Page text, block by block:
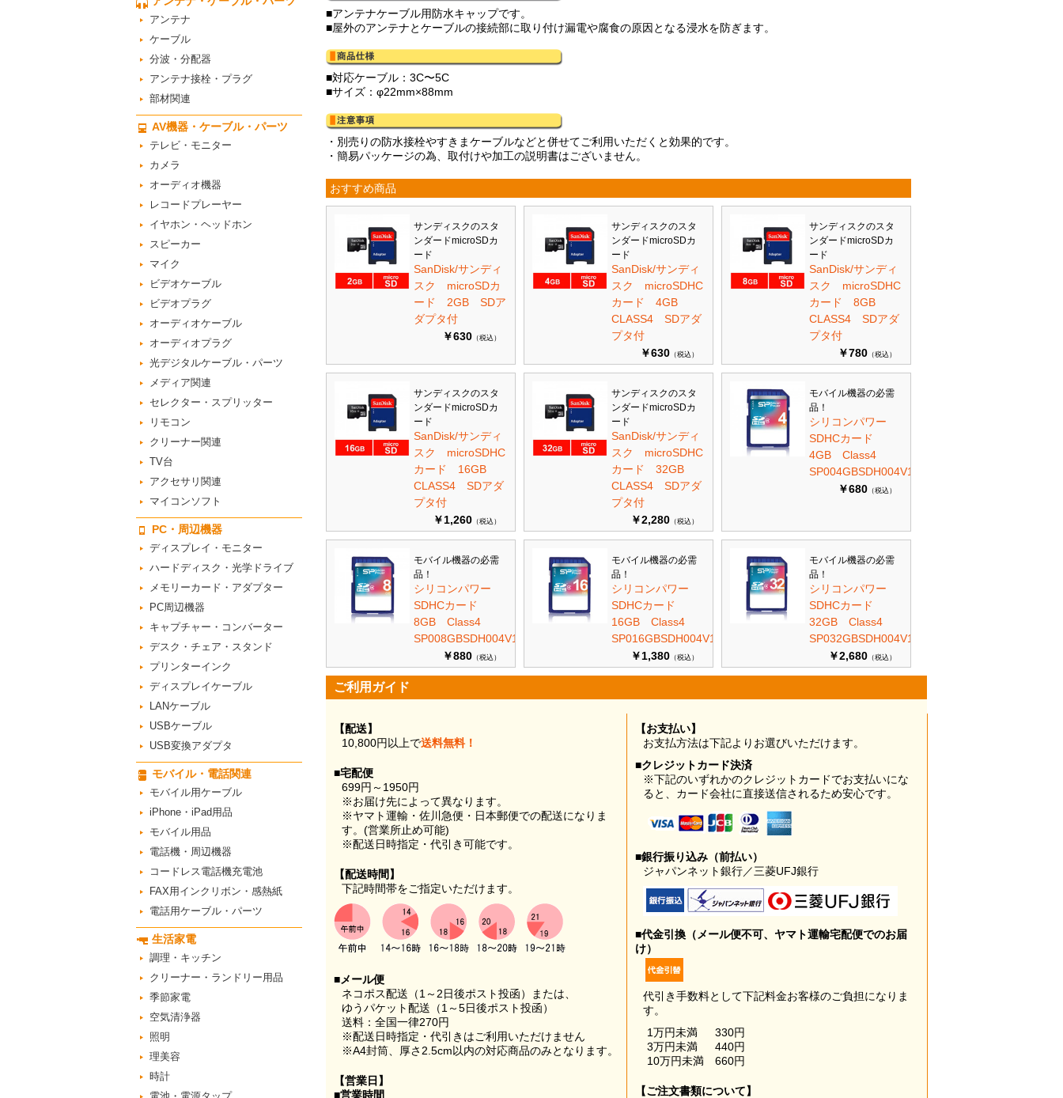
アンテナ
ケーブル
分波・分配器
アンテナ接栓・プラグ
部材関連
AV機器・ケーブル・パーツ
テレビ・モニター
カメラ
オーディオ機器
レコードプレーヤー
イヤホン・ヘッドホン
スピーカー
マイク
ビデオケーブル
ビデオプラグ
オーディオケーブル
オーディオプラグ
光デジタルケーブル・パーツ
メディア関連
セレクター・スプリッター
リモコン
クリーナー関連
TV台
アクセサリ関連
マイコンソフト
PC・周辺機器
ディスプレイ・モニター
ハードディスク・光学ドライブ
メモリーカード・アダプター
PC周辺機器
キャプチャー・コンバーター
デスク・チェア・スタンド
プリンターインク
ディスプレイケーブル
LANケーブル
USBケーブル
USB変換アダプタ
モバイル・電話関連
モバイル用ケーブル
iPhone・iPad用品
モバイル用品
電話機・周辺機器
コードレス電話機充電池
FAX用インクリボン・感熱紙
電話用ケーブル・パーツ
生活家電
調理・キッチン
クリーナー・ランドリー用品
季節家電
空気清浄器
照明
理美容
時計
■アンテナケーブル用防水キャップです。
■屋外のアンテナとケーブルの接続部に取り付け漏電や腐食の原因となる浸水を防ぎます。
■対応ケーブル：3C〜5C
■サイズ：φ22mm×88mm
・別売りの防水接栓やすきまケーブルなどと併せてご利用いただくと効果的です。
・簡易パッケージの為、取付けや加工の説明書はございません。
おすすめ商品
サンディスクのスタ
ンダードmicroSDカ
ード
SanDisk/サンディ
スク microSDカ
ード 2GB SDア
ダプタ付
￥630 （税込）
サンディスクのスタ
ンダードmicroSDカ
ード
SanDisk/サンディ
スク microSDHC
カード 4GB
CLASS4 SDアダ
プタ付
￥630 （税込）
サンディスクのスタ
ンダードmicroSDカ
ード
SanDisk/サンディ
スク microSDHC
カード 8GB
CLASS4 SDアダ
プタ付
￥780 （税込）
サンディスクのスタ
ンダードmicroSDカ
ード
SanDisk/サンディ
スク microSDHC
カード 16GB
CLASS4 SDアダ
プタ付
￥1,260 （税込）
サンディスクのスタ
ンダードmicroSDカ
ード
SanDisk/サンディ
スク microSDHC
カード 32GB
CLASS4 SDアダ
プタ付
￥2,280 （税込）
モバイル機器の必需
品！
シリコンパワー
SDHCカード
4GB Class4
SP004GBSDH004V10
￥680 （税込）
モバイル機器の必需
品！
シリコンパワー
SDHCカード
8GB Class4
SP008GBSDH004V10
￥880 （税込）
モバイル機器の必需
品！
シリコンパワー
SDHCカード
16GB Class4
SP016GBSDH004V10
￥1,380 （税込）
モバイル機器の必需
品！
シリコンパワー
SDHCカード
32GB Class4
SP032GBSDH004V10
￥2,680 （税込）
ご利用ガイド
【配送】
10,800円以上で送料無料！
■宅配便
699円～1950円
※お届け先によって異なります。
※ヤマト運輸・佐川急便・日本郵便での配送になりま
す。(営業所止め可能)
※配送日時指定・代引き可能です。
【配送時間】
下記時間帯をご指定いただけます。
■メール便
ネコポス配送（1～2日後ポスト投函）または、
ゆうパケット配送（1～5日後ポスト投函）
送料：全国一律270円
※配送日時指定・代引きはご利用いただけません
※A4封筒、厚さ2.5cm以内の対応商品のみとなります。
【営業日】
■営業時間
【お支払い】
お支払方法は下記よりお選びいただけます。
■クレジットカード決済
※下記のいずれかのクレジットカードでお支払いにな
ると、カード会社に直接送信されるため安心です。
■銀行振り込み（前払い）
ジャパンネット銀行／三菱UFJ銀行
■代金引換（メール便不可、ヤマト運輸宅配便でのお届
け）
代引き手数料として下記料金お客様のご負担になりま
す。
1万円未満
330円
3万円未満
440円
10万円未満
660円
【ご注文書類について】